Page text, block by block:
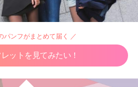
パンフがまとめて届く ／
ットを見てみたい！